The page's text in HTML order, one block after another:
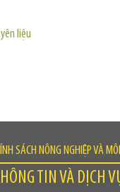
liệu
SÁCH NÔNG NGHIỆP VÀ
TIN VÀ DỊCH